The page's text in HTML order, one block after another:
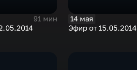
91 мин
14 мая
Эфир от 15.05.2014